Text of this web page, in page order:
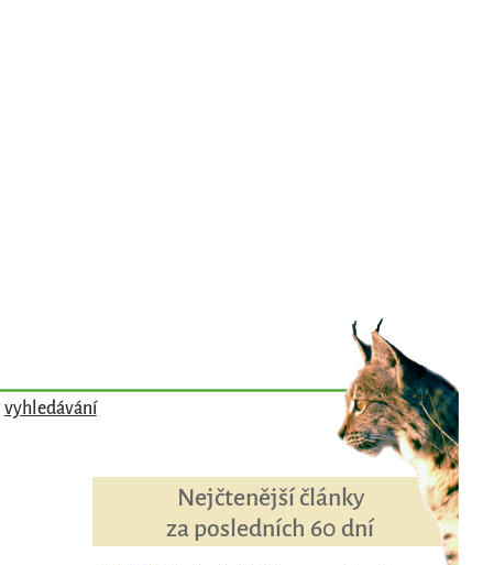
vyhledávání
Nejčtenější články
za posledních 60 dní